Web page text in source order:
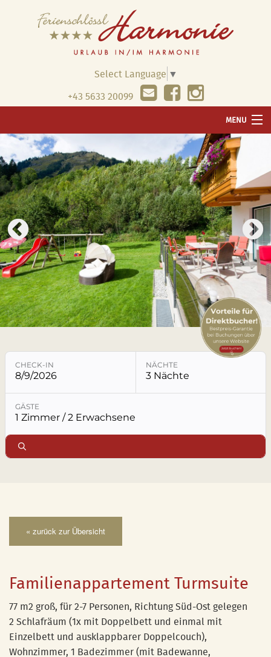
Select Language ▼
+43 5633 20099
MENU
WILLKOMMEN
UNSER HAUS
WELLNESS
WOHNUNGEN & PREISE
PAUSCHALEN & ANGEBOTE
LECHTAL
LAGE & ANREISE
CHECK-IN
8/9/2026
NÄCHTE
3 Nächte
GÄSTE
1 Zimmer / 2 Erwachsene
« zurück zur Übersicht
Familienappartement Turmsuite
77 m2 groß, für 2-7 Personen, Richtung Süd-Ost gelegen
2 Schlafräum (1x mit Doppelbett und einmal mit
Einzelbett und ausklappbarer Doppelcouch),
Wohnzimmer, 1 Badezimmer (mit Badewanne,